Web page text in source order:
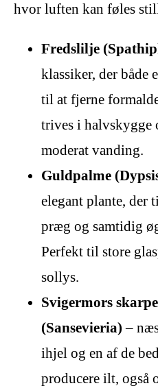
hvor luften kan føles
Fredslilje
klassiker, der både
til at fjerne
trives i halvskygge
moderat vanding.
Guldpalme
elegant plante, der
præg og samtidig
Perfekt til store
sollys.
Svigermors
(Sansevieria) –
ihjel og en af de
producere ilt, også